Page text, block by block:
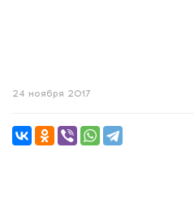
24 ноября 2017